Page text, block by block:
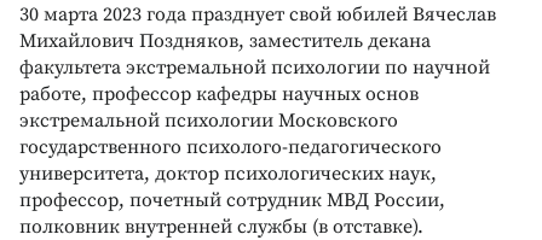
30 марта 2023 года празднует свой юбилей Вячеслав
Михайлович Поздняков, заместитель декана
факультета экстремальной психологии по научной
работе, профессор кафедры научных основ
экстремальной психологии Московского
государственного психолого-педагогического
университета, доктор психологических наук,
профессор, почетный сотрудник МВД России,
полковник внутренней службы (в отставке).